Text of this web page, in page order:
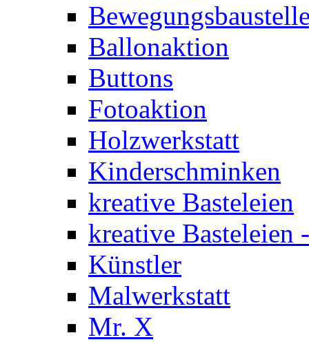
Ballonaktion
Buttons
Fotoaktion
Holzwerkstatt
Kinderschminken
kreative Basteleien
kreative Basteleien
Künstler
Malwerkstatt
Mr. X